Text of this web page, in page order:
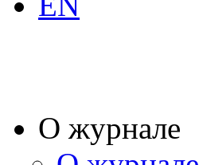
О журнале